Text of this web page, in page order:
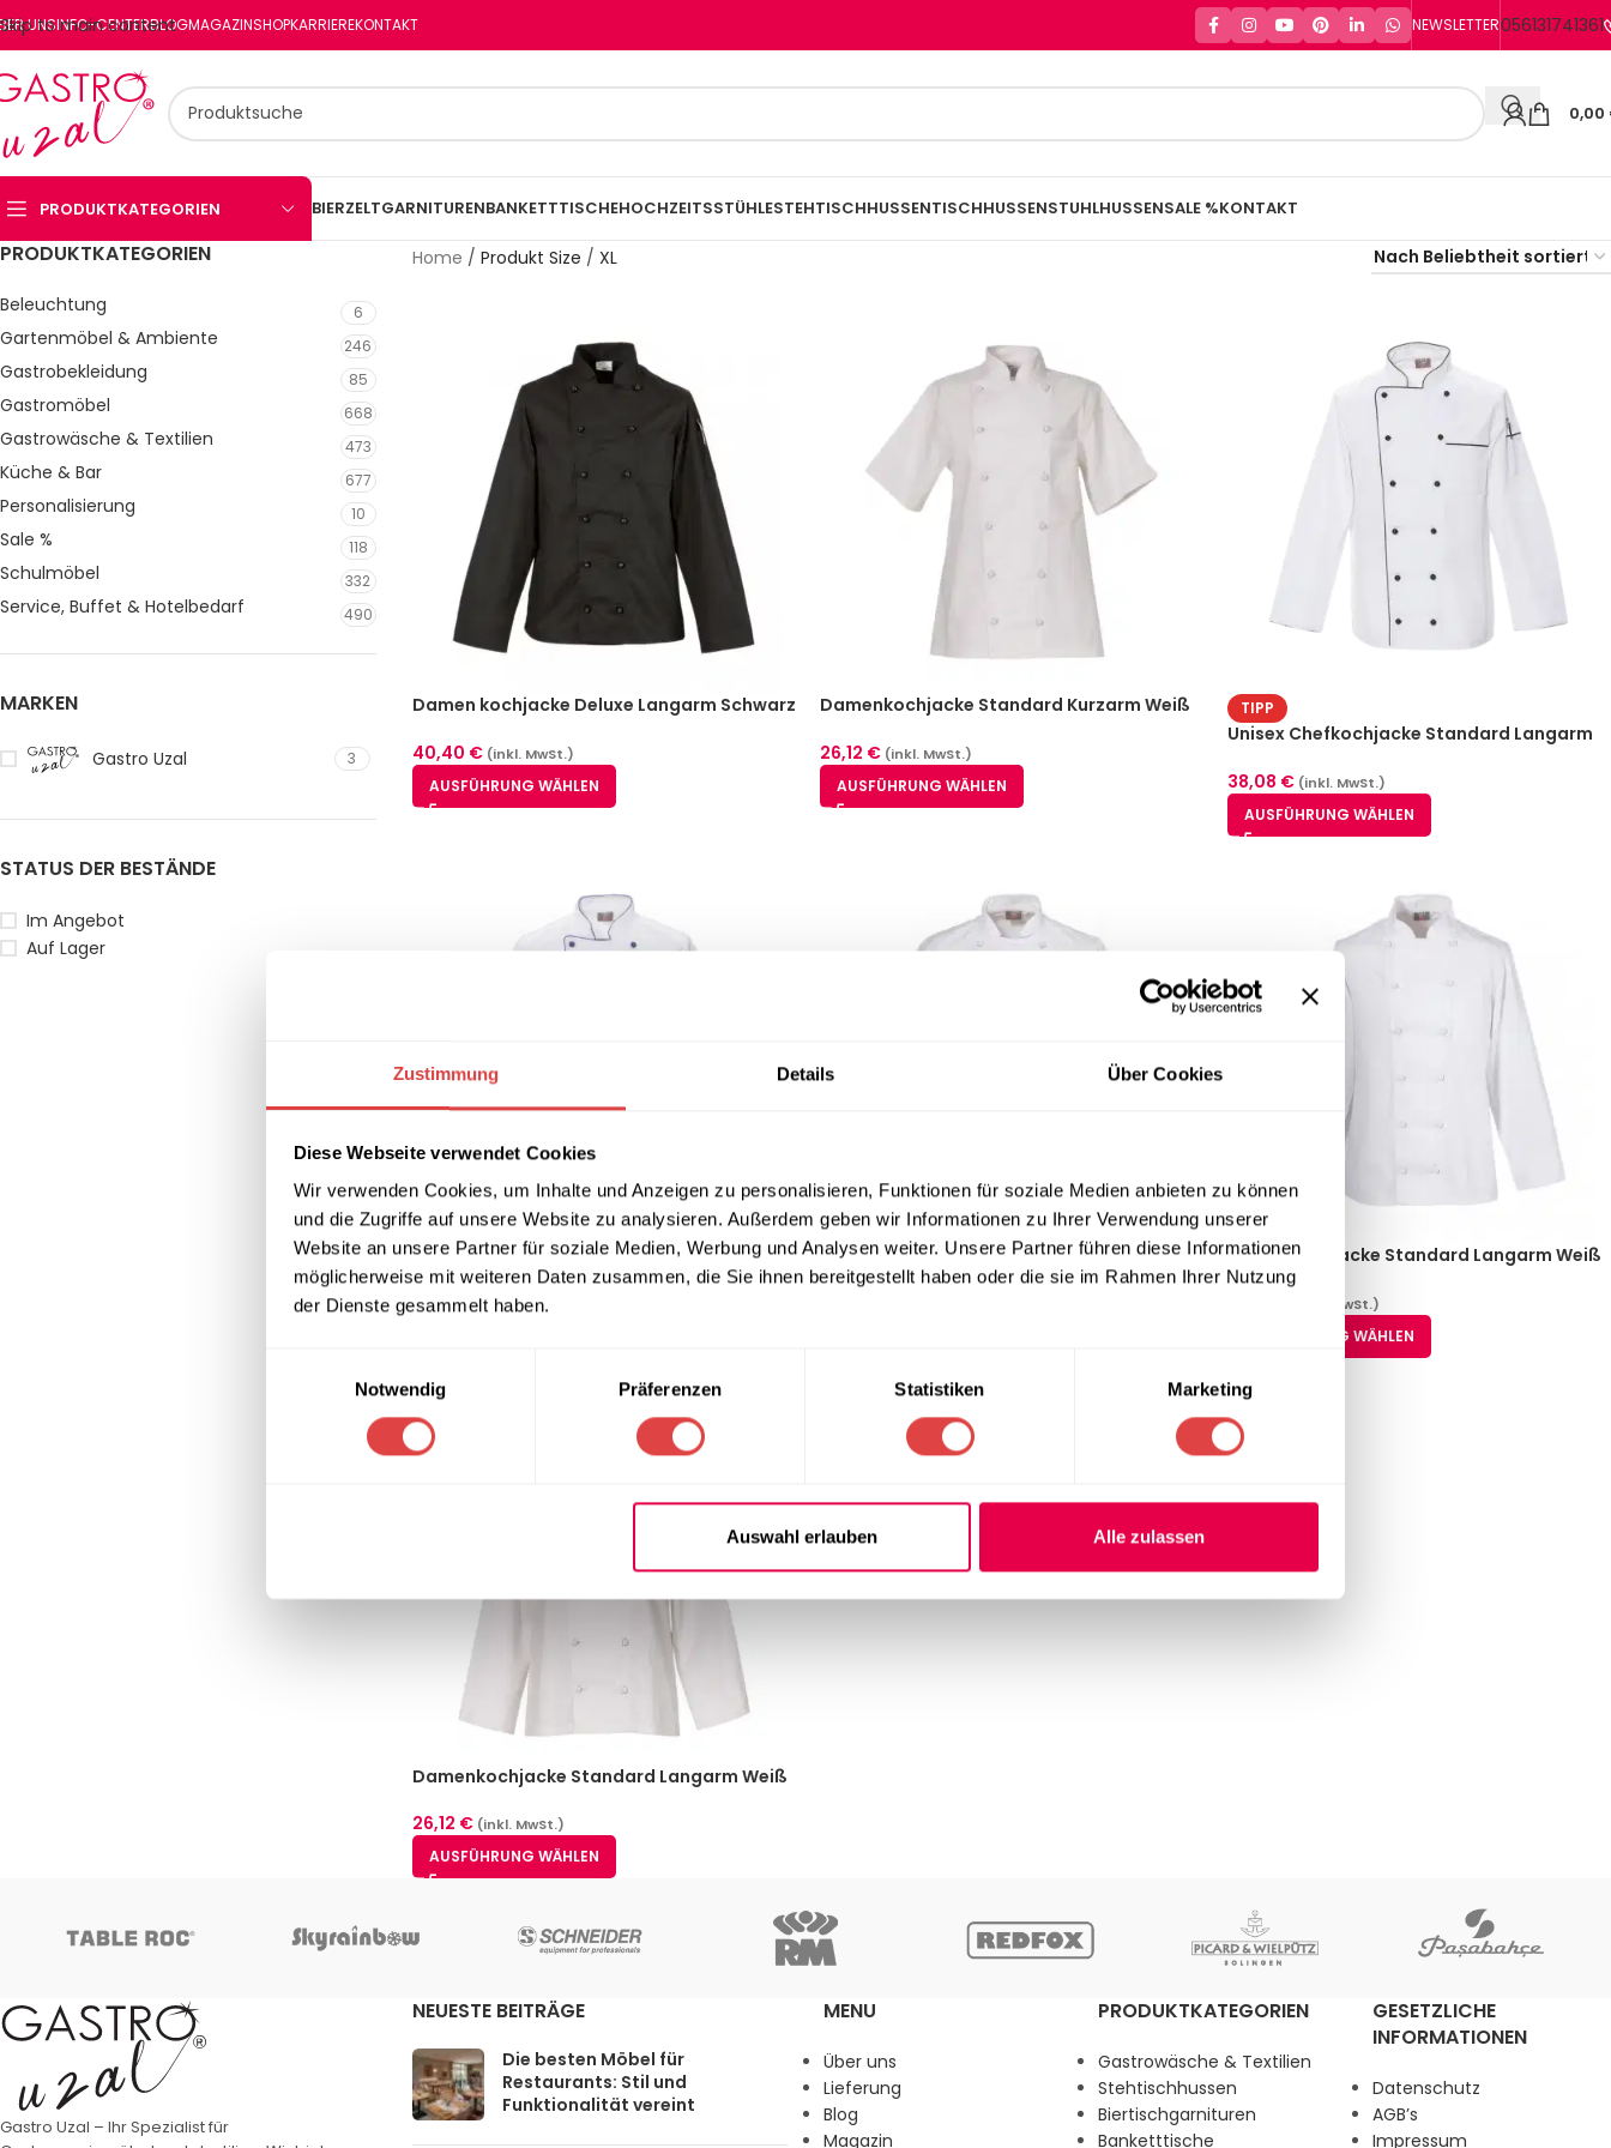
Zustimmung Details Über Cookies
Diese Webseite verwendet Cookies
Wir verwenden Cookies, um Inhalte und Anzeigen zu personalisieren, Funktionen für soziale Medien anbieten zu können
und die Zugriffe auf unsere Website zu analysieren. Außerdem geben wir Informationen zu Ihrer Verwendung unserer
Website an unsere Partner für soziale Medien, Werbung und Analysen weiter. Unsere Partner führen diese Informationen
möglicherweise mit weiteren Daten zusammen, die Sie ihnen bereitgestellt haben oder die sie im Rahmen Ihrer Nutzung
der Dienste gesammelt haben.
Notwendig
Präferenzen Statistiken Marketing
Auswahl erlauben Alle zulassen
Skip to main content
UNSINFO-CENTERBLOGMAGAZINSHOPKARRIEREKONTAKT NEWSLETTER056131741361
0,00
PRODUKTKATEGORIEN BIERZELTGARNITURENBANKETTTISCHEHOCHZEITSSTÜHLESTEHTISCHHUSSENTISCHHUSSENSTUHLHUSSENSALE %KONTAKT
PRODUKTKATEGORIEN
Beleuchtung 6
Gartenmöbel & Ambiente 246
Gastrobekleidung 85
Gastromöbel 668
Gastrowäsche & Textilien 473
Küche & Bar 677
Personalisierung 10
Sale % 118
Schulmöbel 332
Service, Buffet & Hotelbedarf 490
MARKEN
Gastro Uzal 3
STATUS DER BESTÄNDE
Im Angebot
Auf Lager
Home / Produkt Size / XL
Damen kochjacke Deluxe Langarm Schwarz
40,40 € (inkl. MwSt.)
AUSFÜHRUNG WÄHLEN
Damenkochjacke Standard Kurzarm Weiß
26,12 € (inkl. MwSt.)
AUSFÜHRUNG WÄHLEN
TIPP
Unisex Chefkochjacke Standard Langarm
38,08 € (inkl. MwSt.)
AUSFÜHRUNG WÄHLEN
Unisex Chefkochjacke Standard Langarm
Weiß/Royalblau (S-3XL)
38,08€ (inkl. MwSt.)
Unisex Kochjacke Standard Kurzarm Weiß
(S-3XL)
Unisex Kochjacke Standard Langarm Weiß
(S-3XL)
(inkl. MwSt.)
AUSFÜHRUNG WÄHLEN
Damenkochjacke Standard Langarm Weiß
26,12 € (inkl. MwSt.)
AUSFÜHRUNG WÄHLEN
Gastro Uzal – Ihr Spezialist für
NEUESTE BEITRÄGE
Die besten Möbel für
Restaurants: Stil und
Funktionalität vereint
MENU
Über uns
Lieferung
Blog
Magazin
PRODUKTKATEGORIEN
Gastrowäsche & Textilien
Stehtischhussen
Biertischgarnituren
Banketttische
GESETZLICHE
INFORMATIONEN
Datenschutz
AGB’s
Impressum